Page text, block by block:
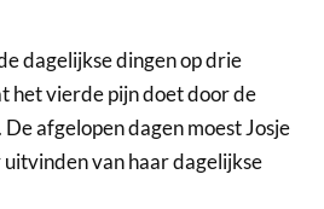
dagelijkse dingen op drie
het vierde pijn doet door de
afgelopen dagen moest Josje
van haar dagelijkse